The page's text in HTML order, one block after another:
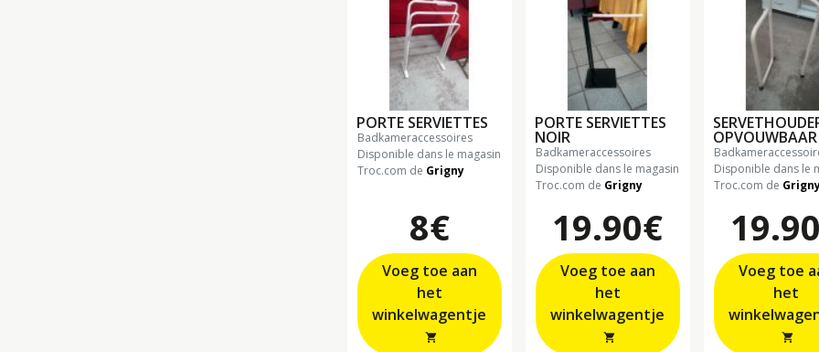
PORTE SERVIETTES
badkameraccessoires
Disponible dans le magasin
Troc.com de Grigny
8€
Voeg toe aan
het
shopping_cart
PORTE SERVIETTES
NOIR
badkameraccessoires
Disponible dans le magasin
Troc.com de Grigny
19.90€
Voeg toe aan
het
shopping_cart
OPVOUWBAAR
Disponible dans le
Troc.com de
Voeg toe
het
shopping_cart